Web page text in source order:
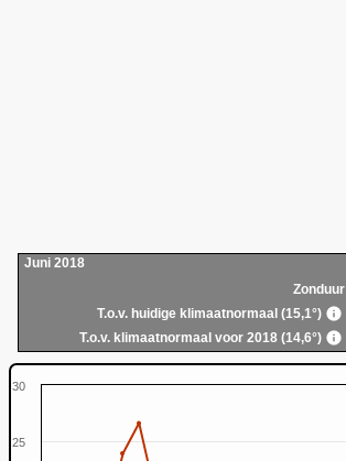
Juni 2018
Zonduur
T.o.v. huidige klimaatnormaal (15,1°)
T.o.v. klimaatnormaal voor 2018 (14,6°)
25
30